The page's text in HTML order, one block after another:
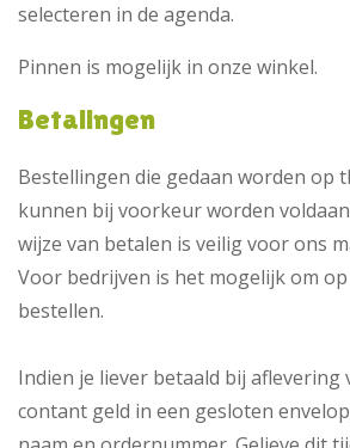
selecteren in de agenda.
Pinnen is mogelijk in onze winkel.
Betalingen
Bestellingen die gedaan worden op
kunnen bij voorkeur worden voldaan
wijze van betalen is veilig voor ons
Voor bedrijven is het mogelijk om
bestellen.
Indien je liever betaald bij aflevering
contant geld in een gesloten